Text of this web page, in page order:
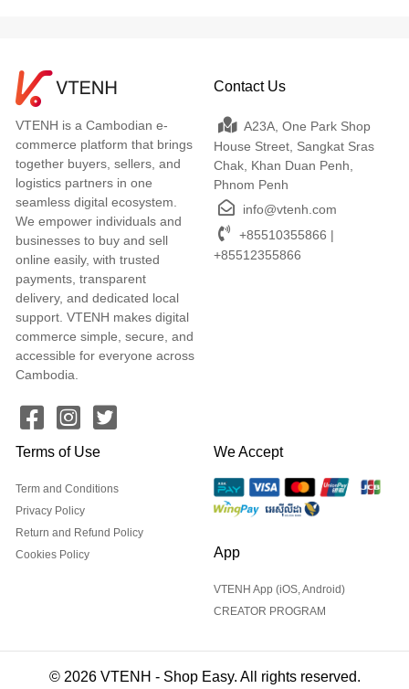
VTENH is a Cambodian e-
commerce platform that brings
together buyers, sellers, and
logistics partners in one
seamless digital ecosystem.
We empower individuals and
businesses to buy and sell
online easily, with trusted
payments, transparent
delivery, and dedicated local
support. VTENH makes digital
commerce simple, secure, and
accessible for everyone across
Cambodia.
Contact Us
A23A, One Park Shop
House Street, Sangkat Sras
Chak, Khan Duan Penh,
Phnom Penh
info@vtenh.com
+85510355866 |
+85512355866
Terms of Use
Term and Conditions
Privacy Policy
Return and Refund Policy
Cookies Policy
We Accept
App
VTENH App (iOS, Android)
CREATOR PROGRAM
© 2026 VTENH - Shop Easy. All rights reserved.